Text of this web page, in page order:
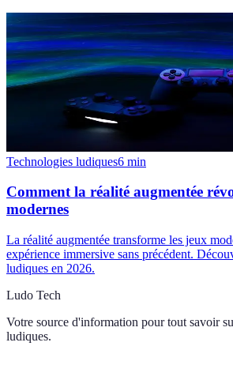
Technologies ludiques6 min
Comment la réalité augmentée
modernes
La réalité augmentée transforme les jeux
expérience immersive sans précédent.
ludiques en 2026.
Ludo Tech
Votre source d'information pour tout savoir
ludiques.